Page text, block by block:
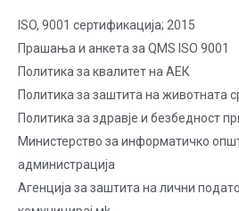
ISO, 9001 сертификација; 2015
Прашања и анкета за QMS ISO 9001
Политика за квалитет на AЕК
Политика за заштита на животната
Политика за здравје и безбедност
Министерство за информатичко
администрација
Агенција за заштита на лични